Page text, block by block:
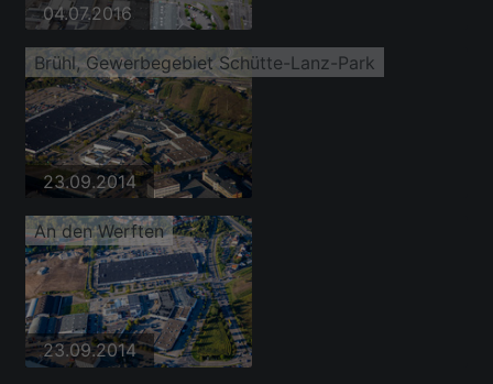
04.07.2016
Brühl, Gewerbegebiet Schütte-Lanz-Park
23.09.2014
An den Werften
23.09.2014